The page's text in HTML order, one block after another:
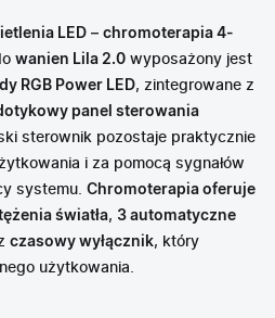
LED – chromoterapia 4-
wanien Lila 2.0 wyposażony jest
RGB Power LED, zintegrowane z
panel sterowania
sterownik pozostaje praktycznie
i za pomocą sygnałów
systemu. Chromoterapia oferuje
światła, 3 automatyczne
czasowy wyłącznik, który
użytkowania.